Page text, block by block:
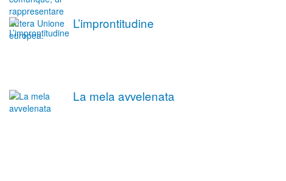
L’improntitudine
La mela avvelenata